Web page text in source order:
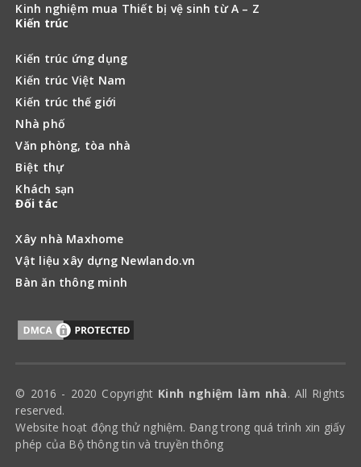
Kinh nghiệm mua Thiết bị vệ sinh từ A – Z
Kiến trúc
Kiến trúc ứng dụng
Kiến trúc Việt Nam
Kiến trúc thế giới
Nhà phố
Văn phòng, tòa nhà
Biệt thự
Khách sạn
Đối tác
Xây nhà Maxhome
Vật liệu xây dựng Newlando.vn
Bàn ăn thông minh
© 2016 - 2020 Copyright Kinh nghiệm làm nhà. All Rights
reserved.
Website hoạt động thử nghiệm. Đang trong quá trình xin giấy
phép của Bộ thông tin và truyền thông